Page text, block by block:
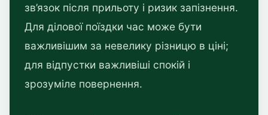
зв’язок після прильоту і ризик запізнення.
Для ділової поїздки час може бути
важливішим за невелику різницю в ціні;
для відпустки важливіші спокій і
зрозуміле повернення.